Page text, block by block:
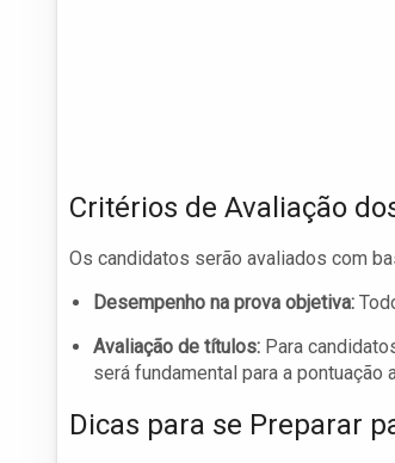
Critérios de Avaliação
Os candidatos serão avaliados com
Desempenho na prova objetiva:
Avaliação de títulos: Para
será fundamental para a pontuação
Dicas para se Preparar